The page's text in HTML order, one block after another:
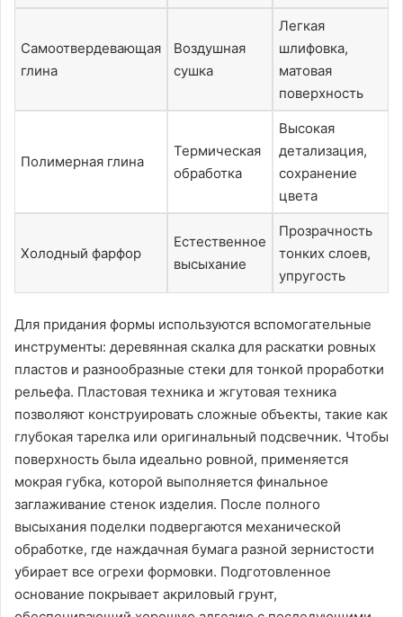
Самоотвердевающая
глина
Воздушная
сушка
Легкая
шлифовка,
матовая
поверхность
Полимерная глина
Термическая
обработка
Высокая
детализация,
сохранение
цвета
Холодный фарфор
Естественное
высыхание
Прозрачность
тонких слоев,
упругость
Для придания формы используются вспомогательные
инструменты: деревянная скалка для раскатки ровных
пластов и разнообразные стеки для тонкой проработки
рельефа. Пластовая техника и жгутовая техника
позволяют конструировать сложные объекты, такие как
глубокая тарелка или оригинальный подсвечник. Чтобы
поверхность была идеально ровной, применяется
мокрая губка, которой выполняется финальное
заглаживание стенок изделия. После полного
высыхания поделки подвергаются механической
обработке, где наждачная бумага разной зернистости
убирает все огрехи формовки. Подготовленное
основание покрывает акриловый грунт,